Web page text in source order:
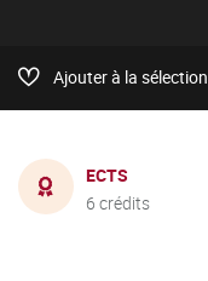
Ajouter à la sélection
ECTS
6 crédits